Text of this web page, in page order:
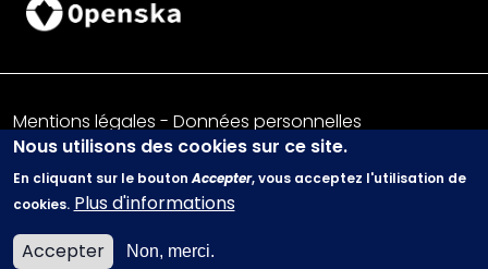
Mentions légales - Données personnelles
© 2026 - Trained People
Nous utilisons des cookies sur ce site.
En cliquant sur le boutonAccepter, vous acceptez l'utilisation de
cookies. Plus d'informations
Accepter
Non, merci.